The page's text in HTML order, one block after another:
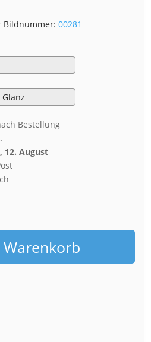
Bildnummer:00281
Bestellung
12. August